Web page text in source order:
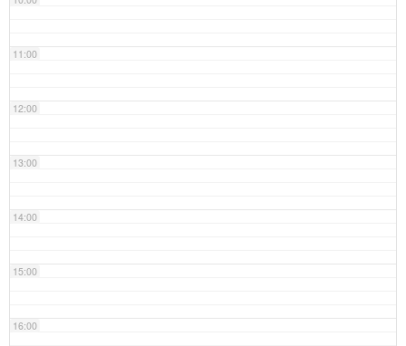
11:00
12:00
13:00
14:00
15:00
16:00